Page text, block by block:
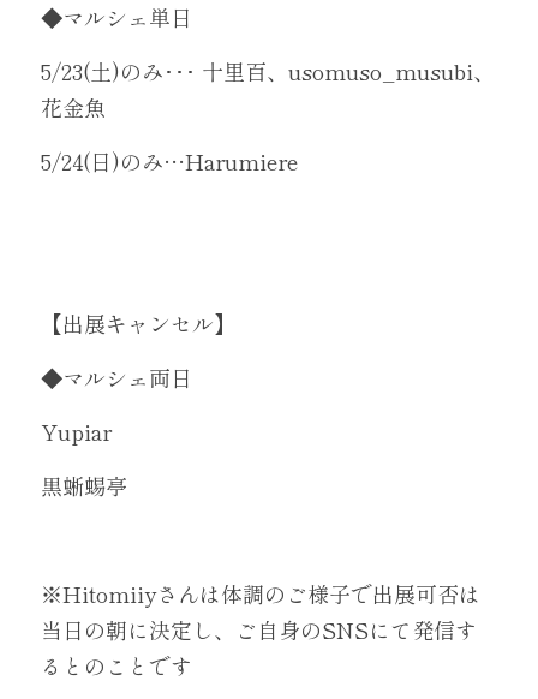
◆マルシェ単日
5/23(土)のみ･･･ 十里百、usomuso_musubi、
花金魚
5/24(日)のみ…Harumiere
【出展キャンセル】
◆マルシェ両日
Yupiar
黒蜥蜴亭
※Hitomiiyさんは体調のご様子で出展可否は
当日の朝に決定し、ご自身のSNSにて発信す
るとのことです